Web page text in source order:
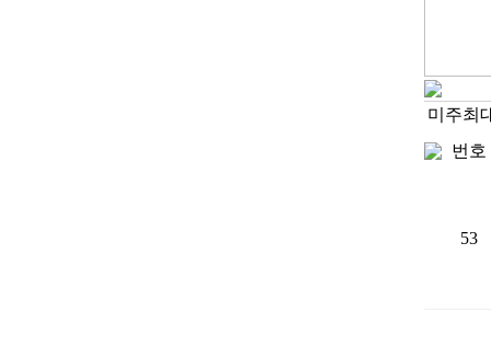
미주최
번호
53